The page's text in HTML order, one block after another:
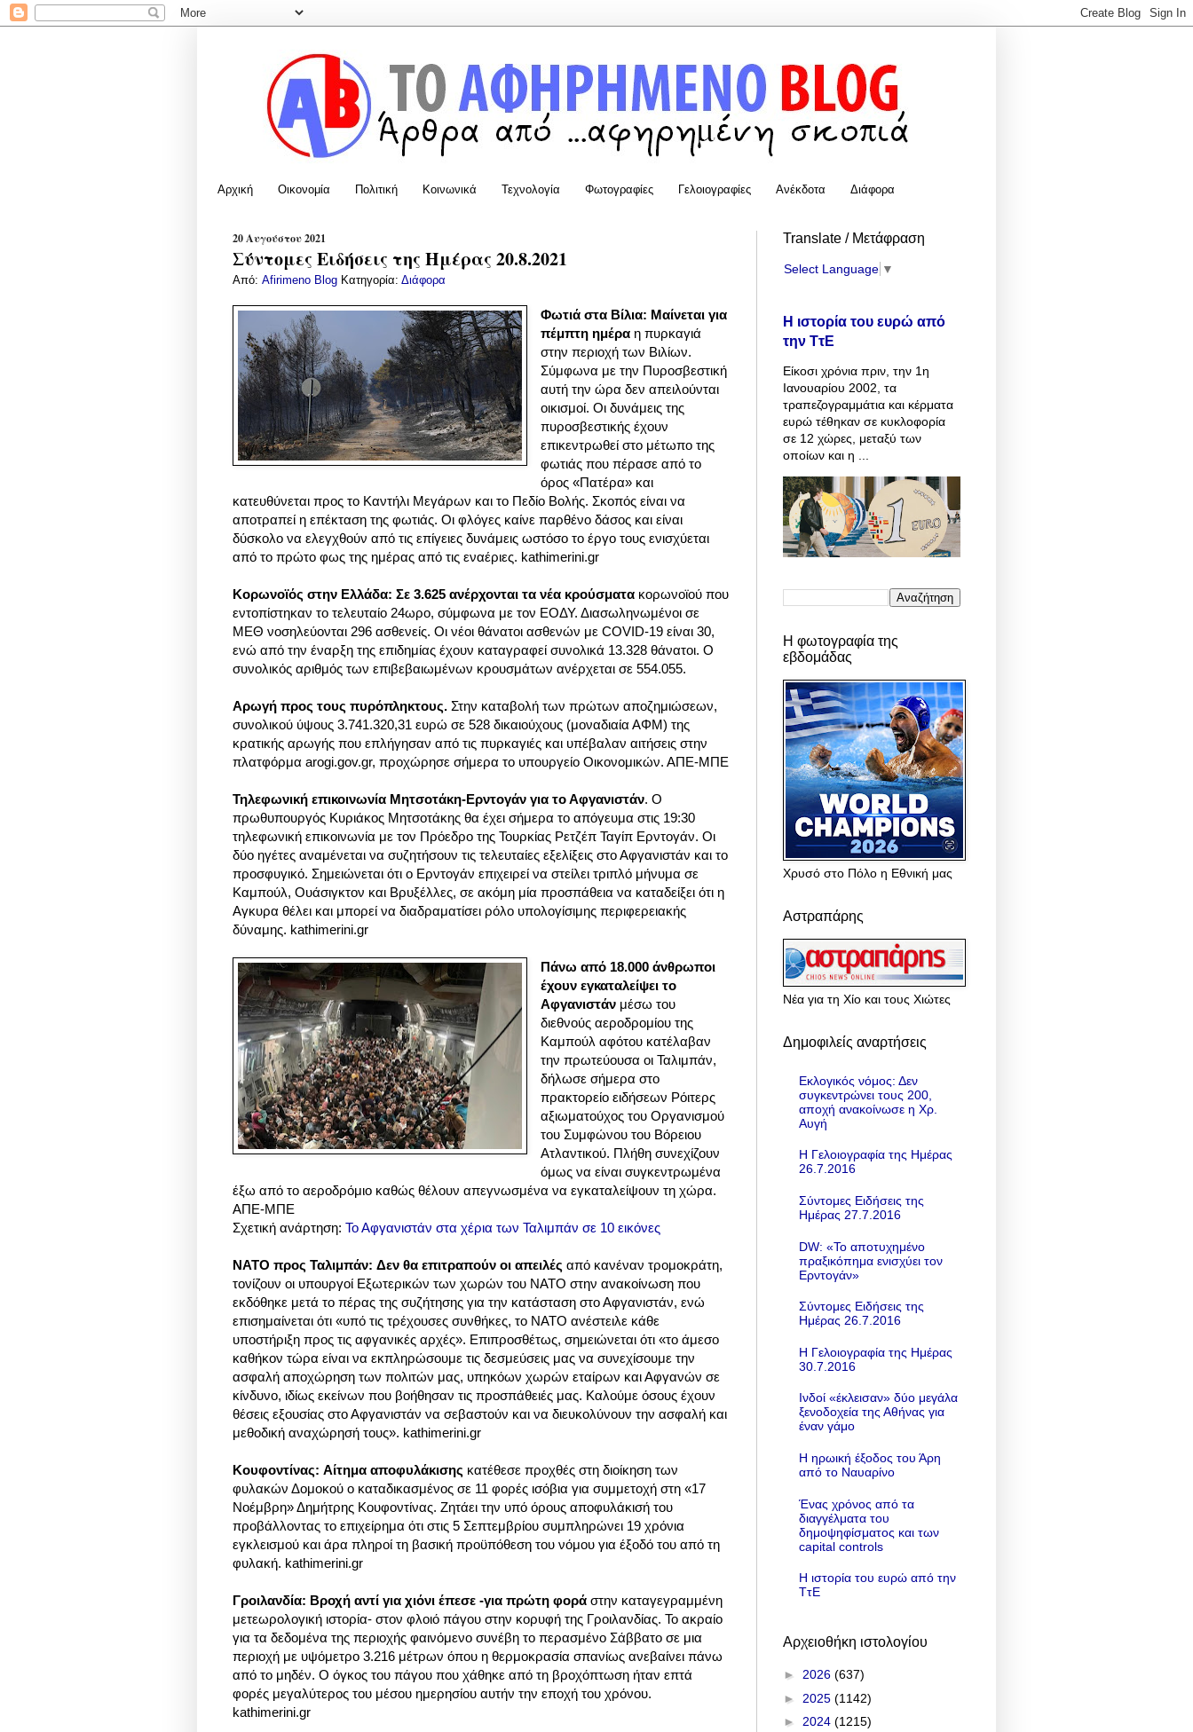
Αρχική Οικονομία Πολιτική Κοινωνικά Τεχνολογία Φωτογραφίες Γελοιογραφίες Ανέκδοτα Διάφορα
20 Αυγούστου 2021
Σύντομες Ειδήσεις της Ημέρας 20.8.2021
Από: Afirimeno Blog Κατηγορία: Διάφορα
Φωτιά στα Βίλια: Μαίνεται για
πέμπτη ημέρα η πυρκαγιά
στην περιοχή των Βιλίων.
Σύμφωνα με την Πυροσβεστική
αυτή την ώρα δεν απειλούνται
οικισμοί. Οι δυνάμεις της
πυροσβεστικής έχουν
επικεντρωθεί στο μέτωπο της
φωτιάς που πέρασε από το
όρος «Πατέρα» και
κατευθύνεται προς το Καντήλι Μεγάρων και το Πεδίο Βολής. Σκοπός είναι να
αποτραπεί η επέκταση της φωτιάς. Οι φλόγες καίνε παρθένο δάσος και είναι
δύσκολο να ελεγχθούν από τις επίγειες δυνάμεις ωστόσο το έργο τους ενισχύεται
από το πρώτο φως της ημέρας από τις εναέριες. kathimerini.gr
Κορωνοϊός στην Ελλάδα: Σε 3.625 ανέρχονται τα νέα κρούσματα κορωνοϊού που
εντοπίστηκαν το τελευταίο 24ωρο, σύμφωνα με τον ΕΟΔΥ. Διασωληνωμένοι σε
ΜΕΘ νοσηλεύονται 296 ασθενείς. Οι νέοι θάνατοι ασθενών με COVID-19 είναι 30,
ενώ από την έναρξη της επιδημίας έχουν καταγραφεί συνολικά 13.328 θάνατοι. Ο
συνολικός αριθμός των επιβεβαιωμένων κρουσμάτων ανέρχεται σε 554.055.
Aρωγή προς τους πυρόπληκτους. Στην καταβολή των πρώτων αποζημιώσεων,
συνολικού ύψους 3.741.320,31 ευρώ σε 528 δικαιούχους (μοναδιαία ΑΦΜ) της
κρατικής αρωγής που επλήγησαν από τις πυρκαγιές και υπέβαλαν αιτήσεις στην
πλατφόρμα arogi.gov.gr, προχώρησε σήμερα το υπουργείο Οικονομικών. ΑΠΕ-ΜΠΕ
Τηλεφωνική επικοινωνία Μητσοτάκη-Ερντογάν για το Αφγανιστάν. Ο
πρωθυπουργός Κυριάκος Μητσοτάκης θα έχει σήμερα το απόγευμα στις 19:30
τηλεφωνική επικοινωνία με τον Πρόεδρο της Τουρκίας Ρετζέπ Ταγίπ Ερντογάν. Οι
δύο ηγέτες αναμένεται να συζητήσουν τις τελευταίες εξελίξεις στο Αφγανιστάν και το
προσφυγικό. Σημειώνεται ότι ο Ερντογάν επιχειρεί να στείλει τριπλό μήνυμα σε
Καμπούλ, Ουάσιγκτον και Βρυξέλλες, σε ακόμη μία προσπάθεια να καταδείξει ότι η
Αγκυρα θέλει και μπορεί να διαδραματίσει ρόλο υπολογίσιμης περιφερειακής
δύναμης. kathimerini.gr
Πάνω από 18.000 άνθρωποι
έχουν εγκαταλείψει το
Αφγανιστάν μέσω του
διεθνούς αεροδρομίου της
Καμπούλ αφότου κατέλαβαν
την πρωτεύουσα οι Ταλιμπάν,
δήλωσε σήμερα στο
πρακτορείο ειδήσεων Ρόιτερς
αξιωματούχος του Οργανισμού
του Συμφώνου του Βόρειου
Ατλαντικού. Πλήθη συνεχίζουν
όμως να είναι συγκεντρωμένα
έξω από το αεροδρόμιο καθώς θέλουν απεγνωσμένα να εγκαταλείψουν τη χώρα.
ΑΠΕ-ΜΠΕ
Σχετική ανάρτηση: Το Αφγανιστάν στα χέρια των Ταλιμπάν σε 10 εικόνες
ΝΑΤΟ προς Ταλιμπάν: Δεν θα επιτραπούν οι απειλές από κανέναν τρομοκράτη,
τονίζουν οι υπουργοί Εξωτερικών των χωρών του ΝΑΤΟ στην ανακοίνωση που
εκδόθηκε μετά το πέρας της συζήτησης για την κατάσταση στο Αφγανιστάν, ενώ
επισημαίνεται ότι «υπό τις τρέχουσες συνθήκες, το ΝΑΤΟ ανέστειλε κάθε
υποστήριξη προς τις αφγανικές αρχές». Επιπροσθέτως, σημειώνεται ότι «το άμεσο
καθήκον τώρα είναι να εκπληρώσουμε τις δεσμεύσεις μας να συνεχίσουμε την
ασφαλή αποχώρηση των πολιτών μας, υπηκόων χωρών εταίρων και Αφγανών σε
κίνδυνο, ιδίως εκείνων που βοήθησαν τις προσπάθειές μας. Καλούμε όσους έχουν
θέσεις εξουσίας στο Αφγανιστάν να σεβαστούν και να διευκολύνουν την ασφαλή και
μεθοδική αναχώρησή τους». kathimerini.gr
Κουφοντίνας: Αίτημα αποφυλάκισης κατέθεσε προχθές στη διοίκηση των
φυλακών Δομοκού ο καταδικασμένος σε 11 φορές ισόβια για συμμετοχή στη «17
Νοέμβρη» Δημήτρης Κουφοντίνας. Ζητάει την υπό όρους αποφυλάκισή του
προβάλλοντας το επιχείρημα ότι στις 5 Σεπτεμβρίου συμπληρώνει 19 χρόνια
εγκλεισμού και άρα πληροί τη βασική προϋπόθεση του νόμου για έξοδό του από τη
φυλακή. kathimerini.gr
Γροιλανδία: Βροχή αντί για χιόνι έπεσε -για πρώτη φορά στην καταγεγραμμένη
μετεωρολογική ιστορία- στον φλοιό πάγου στην κορυφή της Γροιλανδίας. Το ακραίο
για τα δεδομένα της περιοχής φαινόμενο συνέβη το περασμένο Σάββατο σε μια
περιοχή με υψόμετρο 3.216 μέτρων όπου η θερμοκρασία σπανίως ανεβαίνει πάνω
από το μηδέν. Ο όγκος του πάγου που χάθηκε από τη βροχόπτωση ήταν επτά
φορές μεγαλύτερος του μέσου ημερησίου αυτήν την εποχή του χρόνου.
kathimerini.gr
Translate / Μετάφραση
Select Language ▼
Η ιστορία του ευρώ από
την ΤτΕ
Είκοσι χρόνια πριν, την 1η
Ιανουαρίου 2002, τα
τραπεζογραμμάτια και κέρματα
ευρώ τέθηκαν σε κυκλοφορία
σε 12 χώρες, μεταξύ των
οποίων και η ...
Η φωτογραφία της
εβδομάδας
Χρυσό στο Πόλο η Εθνική μας
Αστραπάρης
Νέα για τη Χίο και τους Χιώτες
Δημοφιλείς αναρτήσεις
Εκλογικός νόμος: Δεν
συγκεντρώνει τους 200,
αποχή ανακοίνωσε η Χρ.
Αυγή
Η Γελοιογραφία της Ημέρας
26.7.2016
Σύντομες Ειδήσεις της
Ημέρας 27.7.2016
DW: «To αποτυχημένο
πραξικόπημα ενισχύει τον
Ερντογάν»
Σύντομες Ειδήσεις της
Ημέρας 26.7.2016
Η Γελοιογραφία της Ημέρας
30.7.2016
Ινδοί «έκλεισαν» δύο μεγάλα
ξενοδοχεία της Αθήνας για
έναν γάμο
Η ηρωική έξοδος του Άρη
από το Ναυαρίνο
Ένας χρόνος από τα
διαγγέλματα του
δημοψηφίσματος και των
capital controls
Η ιστορία του ευρώ από την
ΤτΕ
Αρχειοθήκη ιστολογίου
► 2026 (637)
► 2025 (1142)
► 2024 (1215)